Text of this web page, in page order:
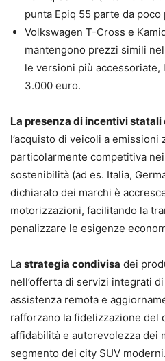
punta Epiq 55 parte da
Volkswagen T-Cross e
mantengono prezzi simili
le versioni più
3.000 euro.
La presenza di incentivi
l’acquisto di veicoli a emissioni
particolarmente competitiva
sostenibilità (ad es. Italia,
dichiarato dei marchi è
motorizzazioni, facilitando la
penalizzare le esigenze
La strategia condivisa dei
nell’offerta di servizi integrati
assistenza remota e
rafforzano la fidelizzazione del
affidabilità e autorevolezza dei
segmento dei city SUV moderni.